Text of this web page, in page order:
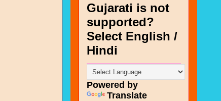
Gujarati is not
supported?
Select English /
Hindi
Powered by
Translate